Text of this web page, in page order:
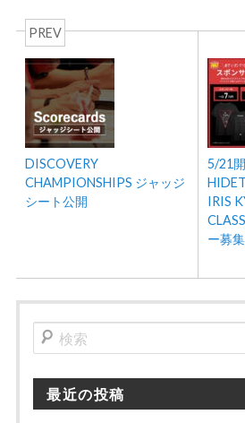
PREV
DISCOVERY
CHAMPIONSHIPS ジャッジ
シート公開
5/21
IRIS
ー募
検
索
最近の投稿